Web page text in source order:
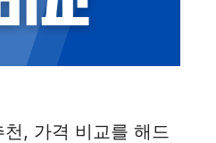
, 가격 비교를 해드